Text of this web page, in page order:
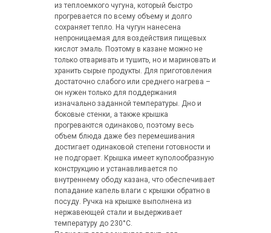
из теплоемкого чугуна, который быстро
прогревается по всему объему и долго
сохраняет тепло. На чугун нанесена
непроницаемая для воздействия пищевых
кислот эмаль. Поэтому в казане можно не
только отваривать и тушить, но и мариновать и
хранить сырые продукты. Для приготовления
достаточно слабого или среднего нагрева –
он нужен только для поддержания
изначально заданной температуры. Дно и
боковые стенки, а также крышка
прогреваются одинаково, поэтому весь
объем блюда даже без перемешивания
достигает одинаковой степени готовности и
не подгорает. Крышка имеет куполообразную
конструкцию и устанавливается по
внутреннему ободу казана, что обеспечивает
попадание капель влаги с крышки обратно в
посуду. Ручка на крышке выполнена из
нержавеющей стали и выдерживает
температуру до 230°С.